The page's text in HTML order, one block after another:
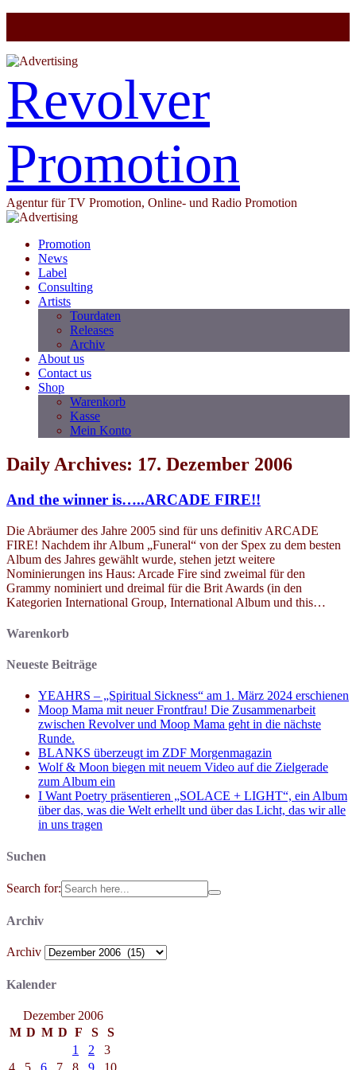
Revolver
Promotion
Agentur für TV Promotion, Online- und Radio Promotion
Promotion
News
Label
Consulting
Artists
Tourdaten
Releases
Archiv
About us
Contact us
Shop
Warenkorb
Kasse
Mein Konto
Daily Archives: 17. Dezember 2006
And the winner is…..ARCADE FIRE!!
Die Abräumer des Jahre 2005 sind für uns definitiv ARCADE
FIRE! Nachdem ihr Album „Funeral“ von der Spex zu dem besten
Album des Jahres gewählt wurde, stehen jetzt weitere
Nominierungen ins Haus: Arcade Fire sind zweimal für den
Grammy nominiert und dreimal für die Brit Awards (in den
Kategorien International Group, International Album und this…
Warenkorb
Neueste Beiträge
YEAHRS – „Spiritual Sickness“ am 1. März 2024 erschienen
Moop Mama mit neuer Frontfrau! Die Zusammenarbeit
zwischen Revolver und Moop Mama geht in die nächste
Runde.
BLANKS überzeugt im ZDF Morgenmagazin
Wolf & Moon biegen mit neuem Video auf die Zielgerade
zum Album ein
I Want Poetry präsentieren „SOLACE + LIGHT“, ein Album
über das, was die Welt erhellt und über das Licht, das wir alle
in uns tragen
Suchen
Search for:
Archiv
Archiv
Kalender
Dezember 2006
M D M D F S
S
1
2
3
4
5 6 7 8 9 10